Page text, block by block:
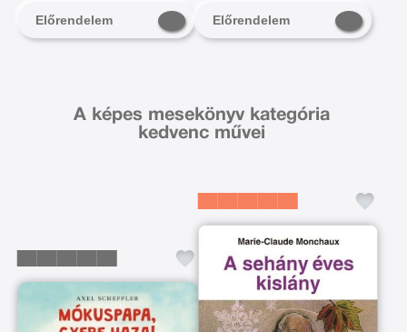
Előrendelem Előrendelem
A képes mesekönyv kategória
kedvenc művei